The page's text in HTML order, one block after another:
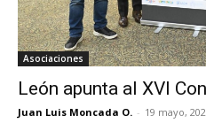
Asociaciones
León apunta al XVI
Juan Luis Moncada O. - 19 mayo,